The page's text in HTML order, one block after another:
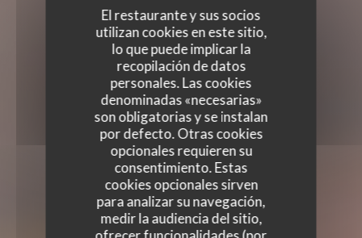
El restaurante y sus socios
utilizan cookies en este sitio,
lo que puede implicar la
recopilación de datos
personales. Las cookies
denominadas «necesarias»
son obligatorias y se instalan
por defecto. Otras cookies
opcionales requieren su
consentimiento. Estas
cookies opcionales sirven
para analizar su navegación,
medir la audiencia del sitio,